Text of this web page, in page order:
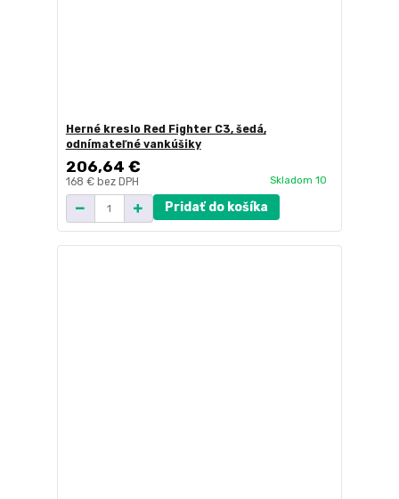
Herné kreslo Red Fighter C3, šedá,
odnímateľné vankúšiky
206,64 €
168 € bez DPH Skladom 10
Pridať do košíka